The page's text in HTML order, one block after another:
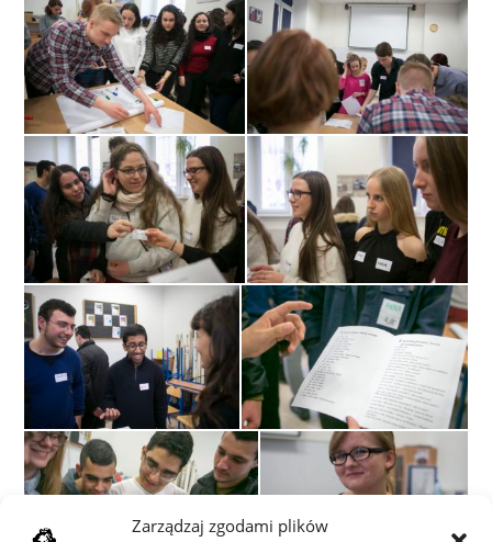
Zarządzaj zgodami plików